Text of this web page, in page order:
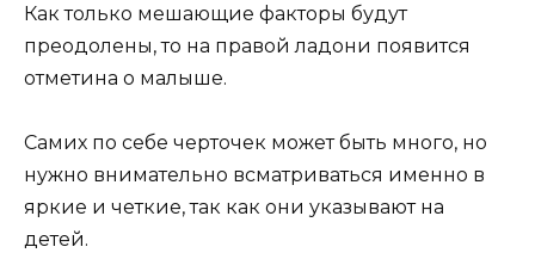
Как только мешающие факторы будут
преодолены, то на правой ладони появится
отметина о малыше.
Самих по себе черточек может быть много, но
нужно внимательно всматриваться именно в
яркие и четкие, так как они указывают на
детей.